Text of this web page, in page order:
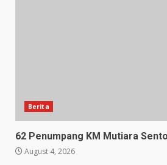
Berita
62 Penumpang KM Mutiara
August 4, 2026